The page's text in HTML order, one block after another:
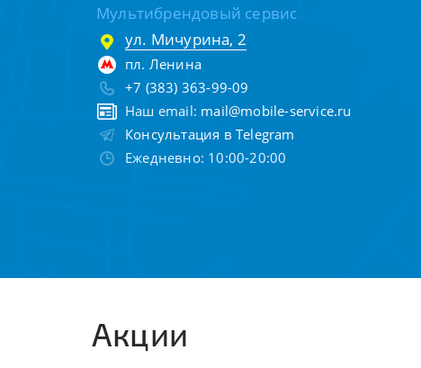
Мультибрендовый сервис
ул. Мичурина, 2
пл. Ленина
+7 (383) 363-99-09
Наш email: mail@mobile-service.ru
Консультация в Telegram
Ежедневно: 10:00-20:00
Акции